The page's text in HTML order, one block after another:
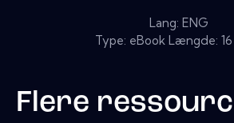
Lang: ENG
Type: eBook Længde:
Flere